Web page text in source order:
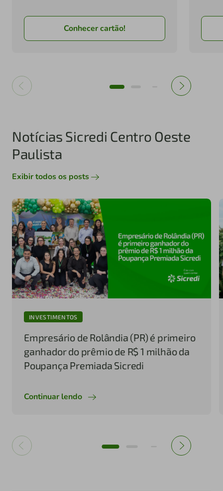
Conhecer cartão!
Notícias Sicredi Centro Oeste
Paulista
Exibir todos os posts
INVESTIMENTOS
Empresário de Rolândia (PR) é primeiro
ganhador do prêmio de R$ 1 milhão da
Poupança Premiada Sicredi
Continuar lendo